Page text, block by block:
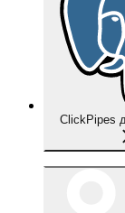
ClickPipes